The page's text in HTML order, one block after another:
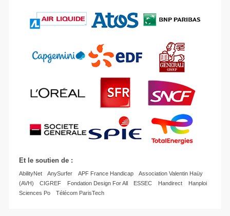
Et le soutien de :
AbilityNet AnySurfer APF France Handicap
Association Valentin Haüy
(AVH)
CIGREF Fondation Design For All ESSEC Handirect
Hanploi
Sciences Po
Télécom ParisTech